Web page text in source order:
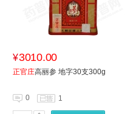
¥3010.00
正官庄高丽参 地字30支300g
0 1